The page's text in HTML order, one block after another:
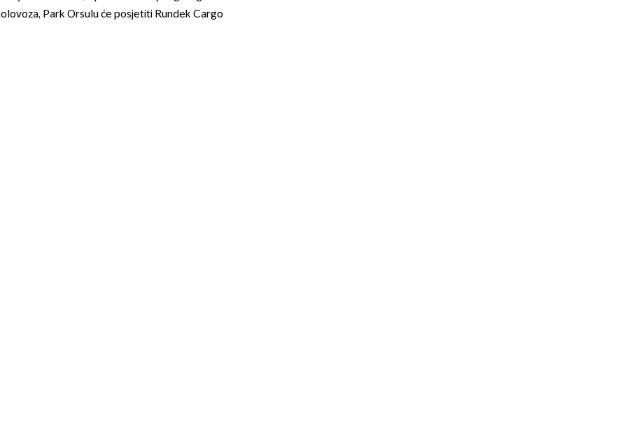
Park Orsulu će posjetiti Rundek Cargo